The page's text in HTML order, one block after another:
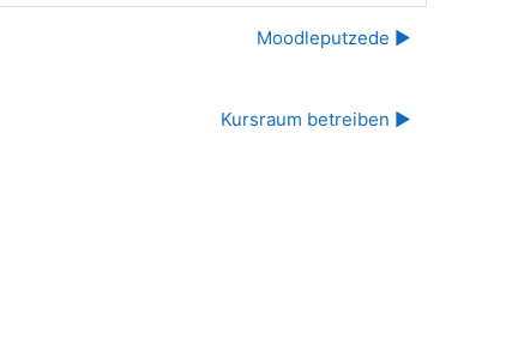
Moodleputzede ▶︎
Kursraum betreiben ▶︎